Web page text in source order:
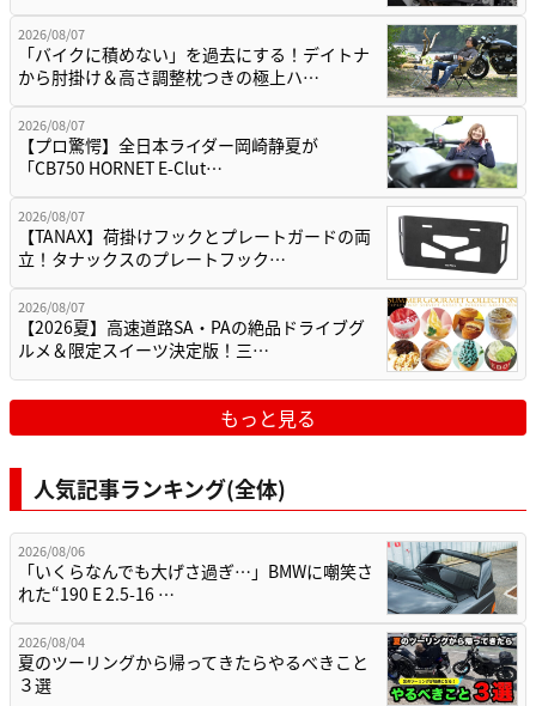
2026/08/07
「バイクに積めない」を過去にする！デイトナ
から肘掛け＆高さ調整枕つきの極上ハ…
2026/08/07
【プロ驚愕】全日本ライダー岡崎静夏が
「CB750 HORNET E-Clut…
2026/08/07
【TANAX】荷掛けフックとプレートガードの両
立！タナックスのプレートフック…
2026/08/07
【2026夏】高速道路SA・PAの絶品ドライブグ
ルメ＆限定スイーツ決定版！三…
もっと見る
人気記事ランキング(全体)
2026/08/06
「いくらなんでも大げさ過ぎ…」BMWに嘲笑さ
れた“190 E 2.5-16 …
2026/08/04
夏のツーリングから帰ってきたらやるべきこと
３選